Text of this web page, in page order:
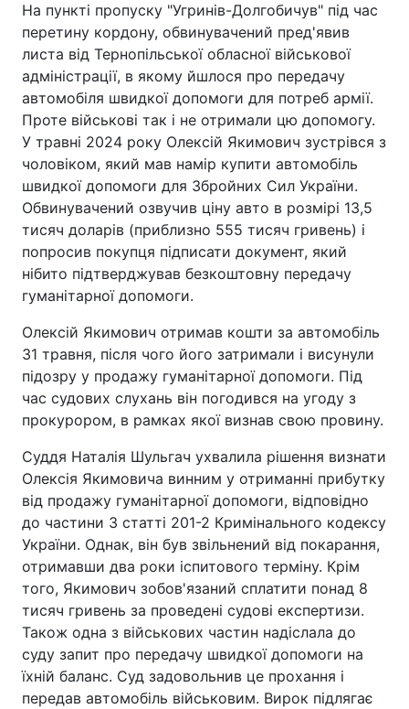
На пункті пропуску "Угринів-Долгобичув" під час
перетину кордону, обвинувачений пред'явив
листа від Тернопільської обласної військової
адміністрації, в якому йшлося про передачу
автомобіля швидкої допомоги для потреб армії.
Проте військові так і не отримали цю допомогу.
У травні 2024 року Олексій Якимович зустрівся з
чоловіком, який мав намір купити автомобіль
швидкої допомоги для Збройних Сил України.
Обвинувачений озвучив ціну авто в розмірі 13,5
тисяч доларів (приблизно 555 тисяч гривень) і
попросив покупця підписати документ, який
нібито підтверджував безкоштовну передачу
гуманітарної допомоги.
Олексій Якимович отримав кошти за автомобіль
31 травня, після чого його затримали і висунули
підозру у продажу гуманітарної допомоги. Під
час судових слухань він погодився на угоду з
прокурором, в рамках якої визнав свою провину.
Суддя Наталія Шульгач ухвалила рішення визнати
Олексія Якимовича винним у отриманні прибутку
від продажу гуманітарної допомоги, відповідно
до частини 3 статті 201-2 Кримінального кодексу
України. Однак, він був звільнений від покарання,
отримавши два роки іспитового терміну. Крім
того, Якимович зобов'язаний сплатити понад 8
тисяч гривень за проведені судові експертизи.
Також одна з військових частин надіслала до
суду запит про передачу швидкої допомоги на
їхній баланс. Суд задовольнив це прохання і
передав автомобіль військовим. Вирок підлягає